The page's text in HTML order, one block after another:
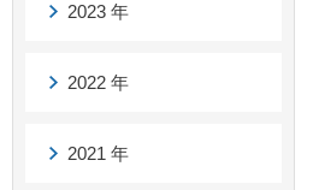
2023 年
2022 年
2021 年